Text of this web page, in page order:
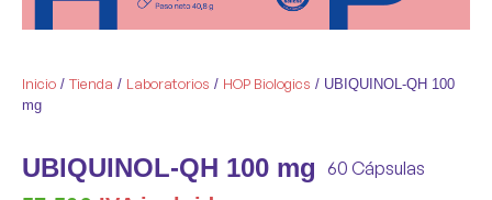
Inicio / Tienda / Laboratorios / HOP Biologics / UBIQUINOL-QH 100
mg
UBIQUINOL-QH 100 mg 60 Cápsulas